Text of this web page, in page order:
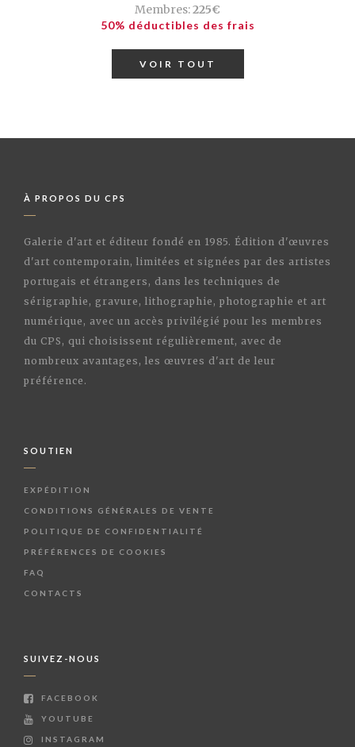
Membres:225€
50% déductibles des frais
VOIR TOUT
À PROPOS DU CPS
Galerie d'art et éditeur fondé en 1985. Édition d'œuvres
d'art contemporain, limitées et signées par des artistes
portugais et étrangers, dans les techniques de
sérigraphie, gravure, lithographie, photographie et art
numérique, avec un accès privilégié pour les membres
du CPS, qui choisissent régulièrement, avec de
nombreux avantages, les œuvres d'art de leur
préférence.
SOUTIEN
EXPÉDITION
CONDITIONS GÉNÉRALES DE VENTE
POLITIQUE DE CONFIDENTIALITÉ
PRÉFÉRENCES DE COOKIES
FAQ
CONTACTS
SUIVEZ-NOUS
FACEBOOK
YOUTUBE
INSTAGRAM